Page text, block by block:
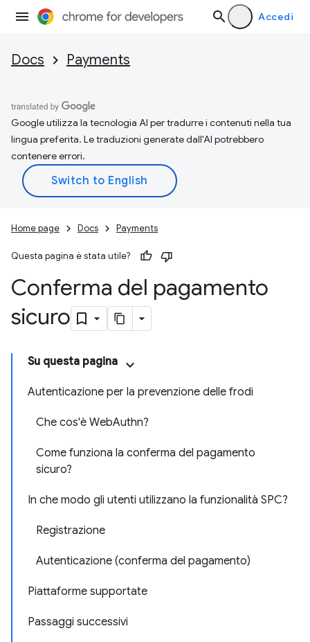
Accedi
Docs Payments
Google utilizza la tecnologia AI per tradurre i contenuti nella tua
lingua preferita. Le traduzioni generate dall'AI potrebbero
contenere errori.
Home page Docs Payments
Questa pagina è stata utile?
Conferma del pagamento
sicuro
Su questa pagina
Autenticazione per la prevenzione delle frodi
Che cos'è WebAuthn?
Come funziona la conferma del pagamento
sicuro?
In che modo gli utenti utilizzano la funzionalità SPC?
Registrazione
Autenticazione (conferma del pagamento)
Piattaforme supportate
Passaggi successivi